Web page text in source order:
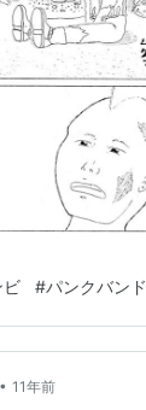
ビ #パンクバンド
• 11年前